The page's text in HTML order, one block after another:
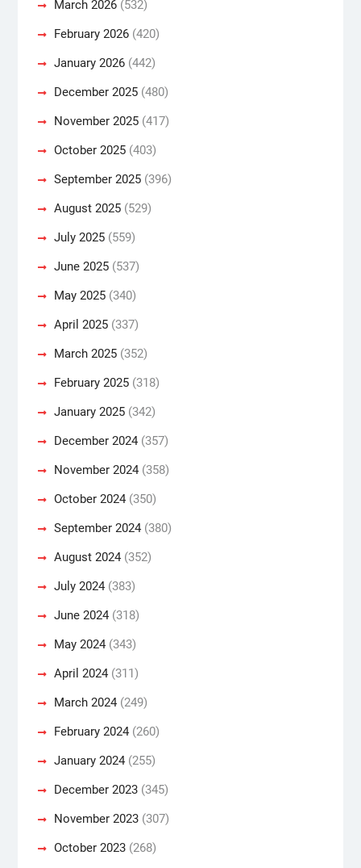
March 2026(532)
February 2026(420)
January 2026(442)
December 2025(480)
November 2025(417)
October 2025(403)
September 2025(396)
August 2025(529)
July 2025(559)
June 2025(537)
May 2025(340)
April 2025(337)
March 2025(352)
February 2025(318)
January 2025(342)
December 2024(357)
November 2024(358)
October 2024(350)
September 2024(380)
August 2024(352)
July 2024(383)
June 2024(318)
May 2024(343)
April 2024(311)
March 2024(249)
February 2024(260)
January 2024(255)
December 2023(345)
November 2023(307)
October 2023(268)